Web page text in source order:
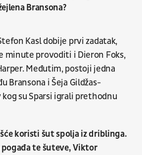
Bransona?
Kasl dobije prvi zadatak,
minute provoditi i Dieron Foks,
Međutim, postoji jedna
Bransona i Šeja Gildžas-
su Sparsi igrali prethodnu
koristi šut spolja iz driblinga.
te šuteve, Viktor